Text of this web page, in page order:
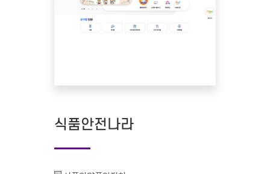
식품안전나라